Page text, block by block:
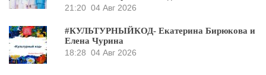
21:20 04 Авг 2026
#КУЛЬТУРНЫЙКОД- Екатерина Бирюкова и
Елена Чурина
18:28 04 Авг 2026